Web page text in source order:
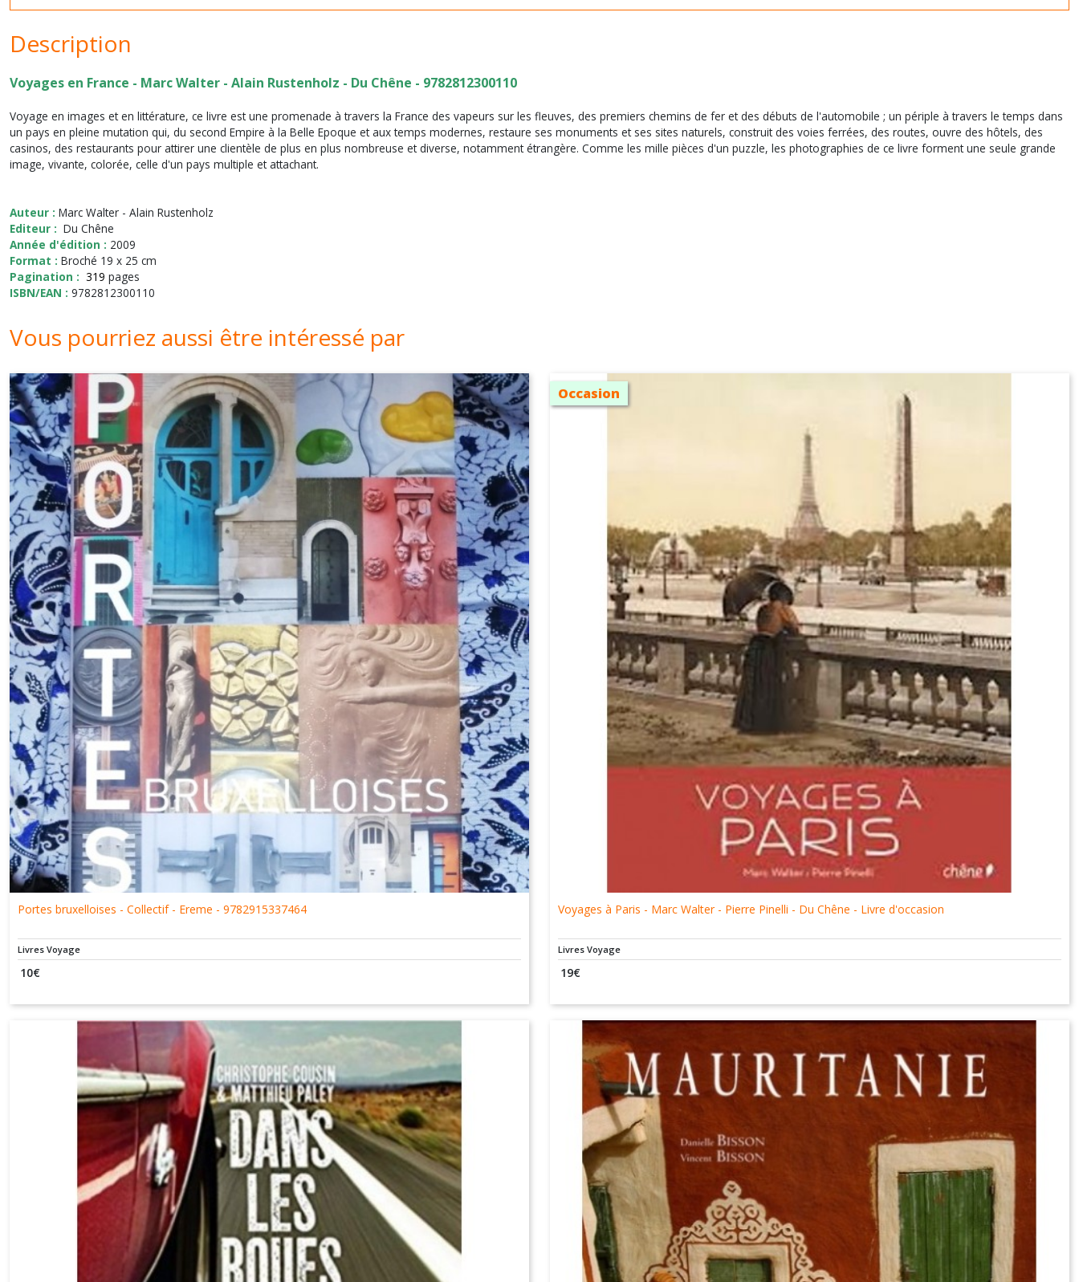
Description
Voyages en France - Marc Walter - Alain Rustenholz - Du Chêne - 9782812300110
Voyage en images et en littérature, ce livre est une promenade à travers la France des vapeurs sur les fleuves, des premiers chemins de fer et des débuts de l'automobile ; un périple à travers le temps dans
un pays en pleine mutation qui, du second Empire à la Belle Epoque et aux temps modernes, restaure ses monuments et ses sites naturels, construit des voies ferrées, des routes, ouvre des hôtels, des
casinos, des restaurants pour attirer une clientèle de plus en plus nombreuse et diverse, notamment étrangère. Comme les mille pièces d'un puzzle, les photographies de ce livre forment une seule grande
image, vivante, colorée, celle d'un pays multiple et attachant.
Auteur : Marc Walter - Alain Rustenholz
Editeur : Du Chêne
Année d'édition : 2009
Format : Broché 19 x 25 cm
Pagination : 319 pages
ISBN/EAN : 9782812300110
Vous pourriez aussi être intéressé par
Portes bruxelloises - Collectif - Ereme - 9782915337464
Livres Voyage
10€
Occasion
Voyages à Paris - Marc Walter - Pierre Pinelli - Du Chêne - Livre d'occasion
Livres Voyage
19€